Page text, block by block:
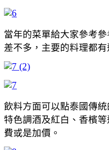
當年的菜單給大家參考
差不多，主要的料理都有
飲料方面可以點泰國傳
特色調酒及紅白、香檳
費或是加價。